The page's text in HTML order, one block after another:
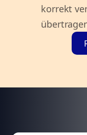
korrekt